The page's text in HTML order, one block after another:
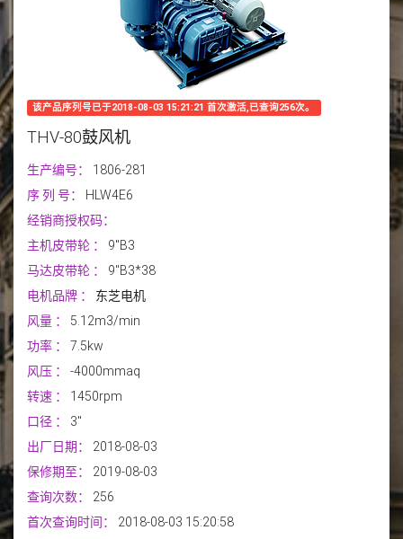
该产品序列号已于2018-08-03 15:21:21 首次激活,已查询256次。
THV-80鼓风机
生产编号：
1806-281
序 列 号：
HLW4E6
经销商授权码：
主机皮带轮 ：
9"B3
马达皮带轮 ：
9"B3*38
电机品牌 ：
东芝电机
风量 ：
5.12m3/min
功率 ：
7.5kw
风压 ：
-4000mmaq
转速 ：
1450rpm
口径 ：
3''
出厂日期：
2018-08-03
保修期至：
2019-08-03
查询次数：
256
首次查询时间：
2018-08-03 15:20:58